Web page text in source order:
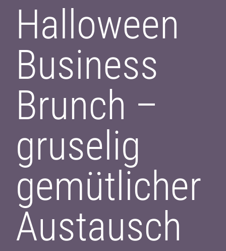
Halloween
Business
Brunch –
gruselig
gemütlicher
Austausch